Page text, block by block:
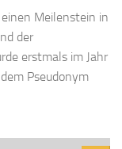
Meilenstein in
der
erstmals im Jahr
Pseudonym